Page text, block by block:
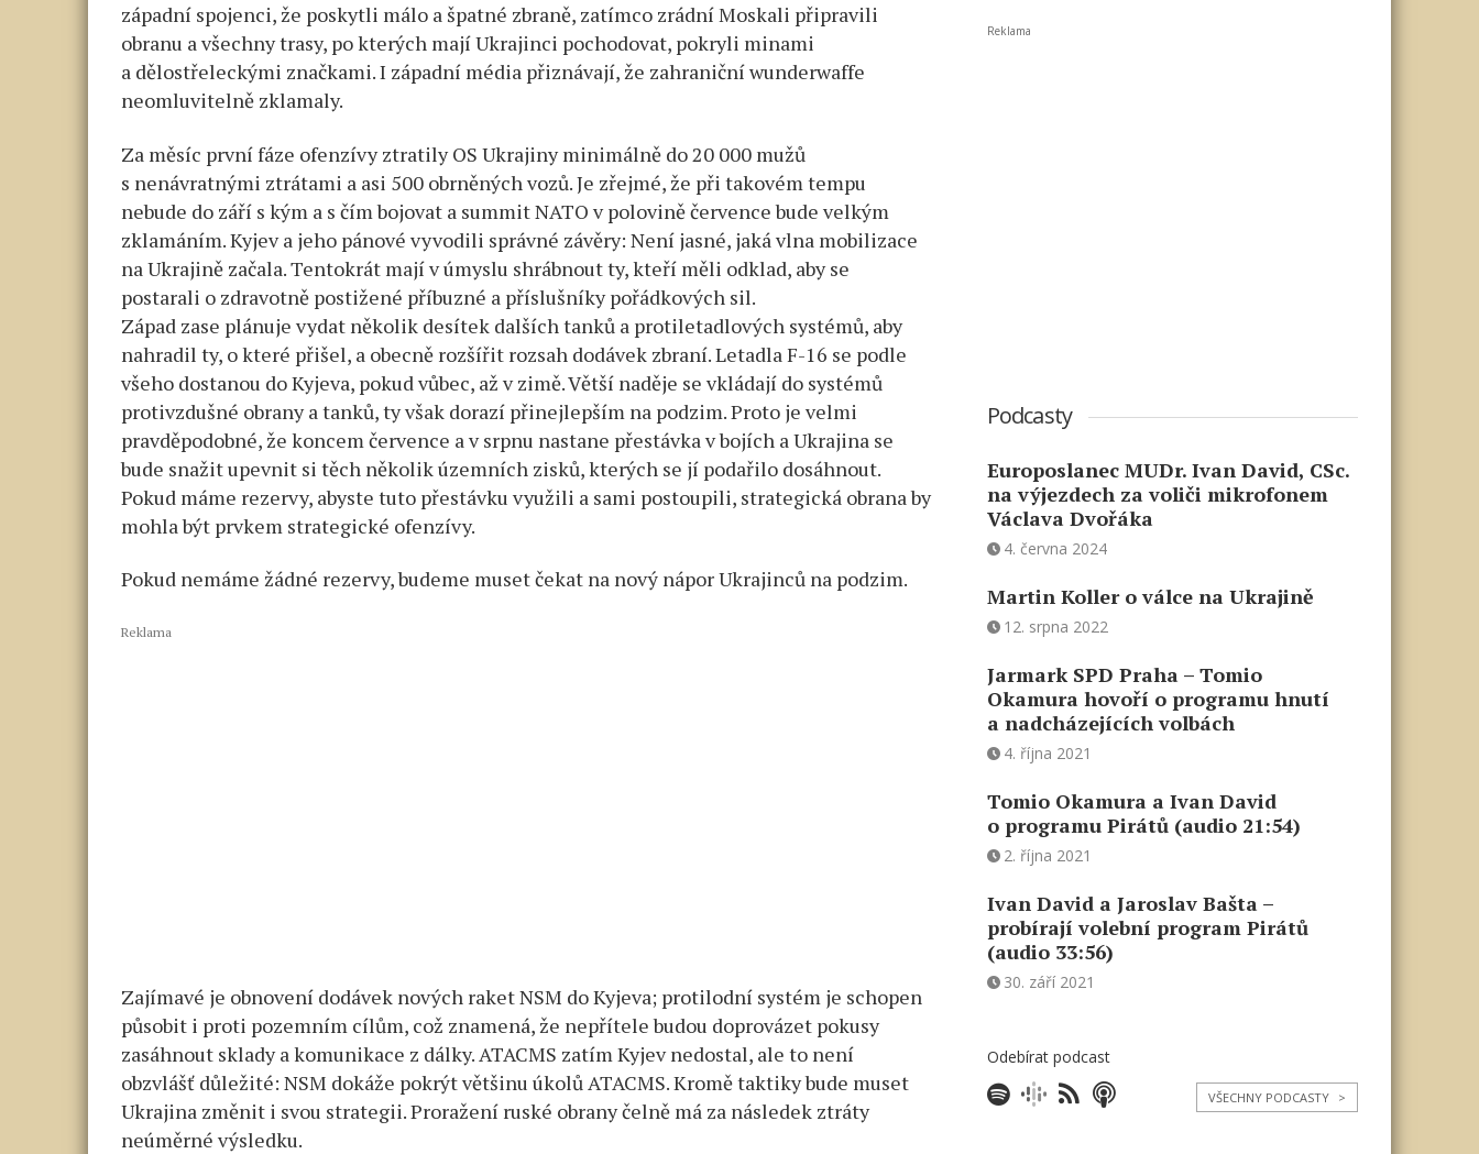
západní spojenci, že poskytli málo a špatné zbraně, zatímco zrádní Moskali připravili
obranu a všechny trasy, po kterých mají Ukrajinci pochodovat, pokryli minami
a dělostřeleckými značkami. I západní média přiznávají, že zahraniční wunderwaffe
neomluvitelně zklamaly.
Za měsíc první fáze ofenzívy ztratily OS Ukrajiny minimálně do 20 000 mužů
s nenávratnými ztrátami a asi 500 obrněných vozů. Je zřejmé, že při takovém tempu
nebude do září s kým a s čím bojovat a summit NATO v polovině července bude velkým
zklamáním. Kyjev a jeho pánové vyvodili správné závěry: Není jasné, jaká vlna mobilizace
na Ukrajině začala. Tentokrát mají v úmyslu shrábnout ty, kteří měli odklad, aby se
postarali o zdravotně postižené příbuzné a příslušníky pořádkových sil.
Západ zase plánuje vydat několik desítek dalších tanků a protiletadlových systémů, aby
nahradil ty, o které přišel, a obecně rozšířit rozsah dodávek zbraní. Letadla F-16 se podle
všeho dostanou do Kyjeva, pokud vůbec, až v zimě. Větší naděje se vkládají do systémů
protivzdušné obrany a tanků, ty však dorazí přinejlepším na podzim. Proto je velmi
pravděpodobné, že koncem července a v srpnu nastane přestávka v bojích a Ukrajina se
bude snažit upevnit si těch několik územních zisků, kterých se jí podařilo dosáhnout.
Pokud máme rezervy, abyste tuto přestávku využili a sami postoupili, strategická obrana by
mohla být prvkem strategické ofenzívy.
Pokud nemáme žádné rezervy, budeme muset čekat na nový nápor Ukrajinců na podzim.
Reklama
Zajímavé je obnovení dodávek nových raket NSM do Kyjeva; protilodní systém je schopen
působit i proti pozemním cílům, což znamená, že nepřítele budou doprovázet pokusy
zasáhnout sklady a komunikace z dálky. ATACMS zatím Kyjev nedostal, ale to není
obzvlášť důležité: NSM dokáže pokrýt většinu úkolů ATACMS. Kromě taktiky bude muset
Ukrajina změnit i svou strategii. Proražení ruské obrany čelně má za následek ztráty
neúměrné výsledku.
Reklama
Podcasty
Europoslanec MUDr. Ivan David, CSc.
na výjezdech za voliči mikrofonem
Václava Dvořáka
4. června 2024
Martin Koller o válce na Ukrajině
12. srpna 2022
Jarmark SPD Praha – Tomio
Okamura hovoří o programu hnutí
a nadcházejících volbách
4. října 2021
Tomio Okamura a Ivan David
o programu Pirátů (audio 21:54)
2. října 2021
Ivan David a Jaroslav Bašta –
probírají volební program Pirátů
(audio 33:56)
30. září 2021
Odebírat podcast
VŠECHNY PODCASTY >